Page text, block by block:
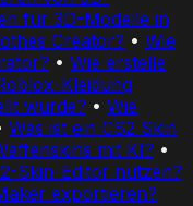
für 3D-Modelle in
Creator? • Wie
• Wie erstelle
Kleidung
wurde? • Wie
Was ist ein CS2 Skin
mit KI? •
Skin-Editor nutzen?
exportieren?